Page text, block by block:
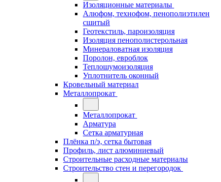
Изоляционные материалы
Алюфом, технофом, пенополиэтилен
сшитый
Геотекстиль, пароизоляция
Изоляция пенополистерольная
Минераловатная изоляция
Поролон, евроблок
Теплошумоизоляция
Уплотнитель оконный
Кровельный материал
Металлопрокат
Металлопрокат
Арматура
Сетка арматурная
Плёнка п/э, сетка бытовая
Профиль, лист алюминиевый
Строительные расходные материалы
Строительство стен и перегородок